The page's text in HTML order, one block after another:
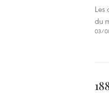
Les
du
03/